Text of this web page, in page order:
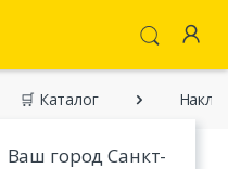
Ваш город Санкт-
🛒 Каталог